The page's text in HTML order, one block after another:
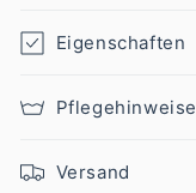
cm
cm
Eigenschaften
Pflegehinweise
Versand